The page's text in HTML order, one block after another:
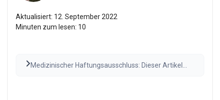
Aktualisiert: 12. September 2022
Minuten zum lesen: 10
Medizinischer Haftungsausschluss: Dieser Artikel